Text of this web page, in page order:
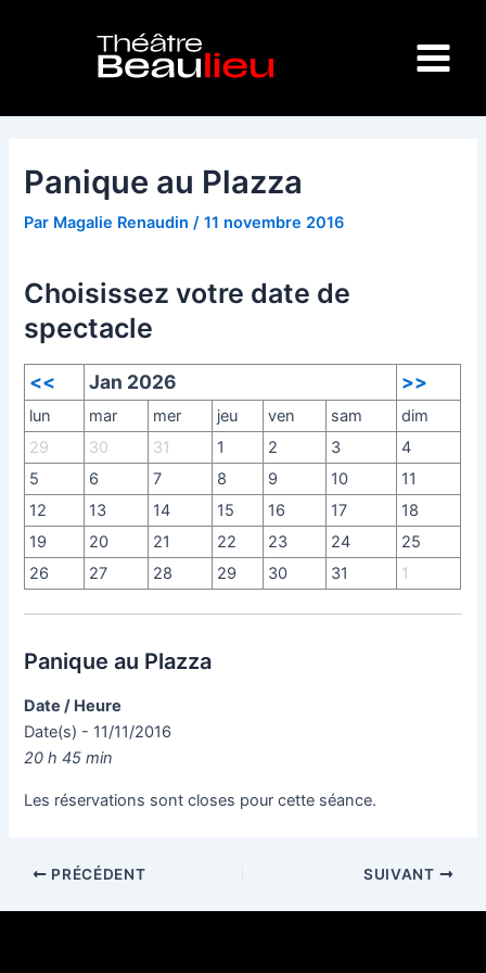
Menu
Panique au Plazza
Par Magalie Renaudin/11 novembre 2016
Choisissez votre date de
spectacle
<< Jan 2026 >>
lun mar mer jeu ven sam
dim
29
30 31 1 2 3
4
5
6 7 8 9 10
11
12
13 14 15 16 17
18
19
20 21 22 23 24
25
26
27 28 29 30 31 1
Panique au Plazza
Date / Heure
Date(s) - 11/11/2016
20 h 45 min
Les réservations sont closes pour cette séance.
PRÉCÉDENT SUIVANT